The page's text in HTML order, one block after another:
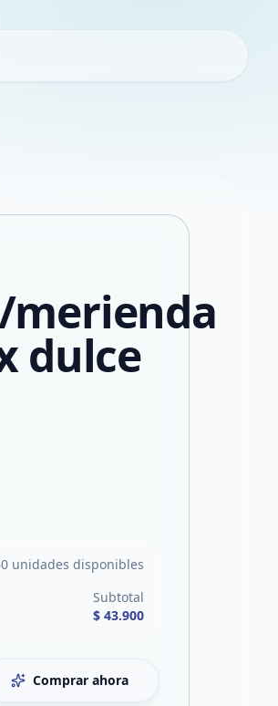
merienda
dulce
unidades disponibles
Subtotal
$ 43.900
Comprar ahora